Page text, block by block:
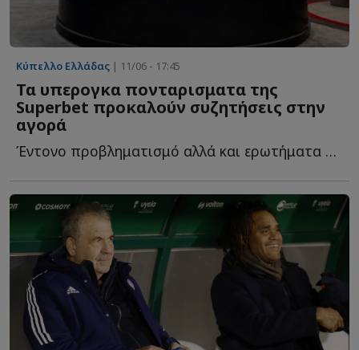
Κύπελλο Ελλάδας | 11/06 - 17:45
Τα υπερογκα πονταρισματα της
Superbet προκαλούν συζητήσεις στην
αγορά
Έντονο προβληματισμό αλλά και ερωτήματα προκαλεί στην α...